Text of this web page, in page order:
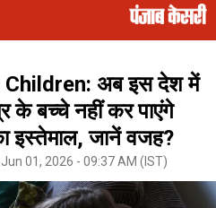
अब इस देश में
बच्चे नहीं कर पाएंगे
इस्तेमाल, जानें वजह?
01, 2026 - 09:37 AM (IST)